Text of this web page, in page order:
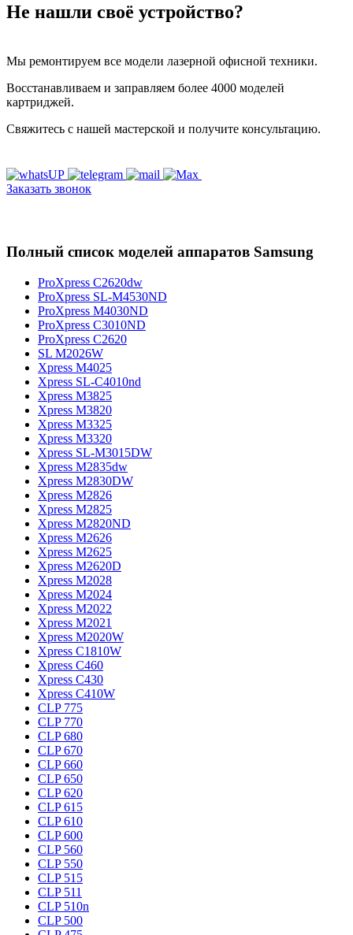
Не нашли своё устройство?
Мы ремонтируем все модели лазерной офисной техники.
Восстанавливаем и заправляем более 4000 моделей
картриджей.
Свяжитесь с нашей мастерской и получите консультацию.
Заказать звонок
Полный список моделей аппаратов Samsung
ProXpress C2620dw
ProXpress SL-M4530ND
ProXpress M4030ND
ProXpress C3010ND
ProXpress C2620
SL M2026W
Xpress M4025
Xpress SL-C4010nd
Xpress M3825
Xpress M3820
Xpress M3325
Xpress M3320
Xpress SL-M3015DW
Xpress M2835dw
Xpress M2830DW
Xpress M2826
Xpress M2825
Xpress M2820ND
Xpress M2626
Xpress M2625
Xpress M2620D
Xpress M2028
Xpress M2024
Xpress M2022
Xpress M2021
Xpress M2020W
Xpress C1810W
Xpress C460
Xpress C430
Xpress C410W
CLP 775
CLP 770
CLP 680
CLP 670
CLP 660
CLP 650
CLP 620
CLP 615
CLP 610
CLP 600
CLP 560
CLP 550
CLP 515
CLP 511
CLP 510n
CLP 500